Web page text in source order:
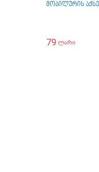
მობილურის
79 ლარი